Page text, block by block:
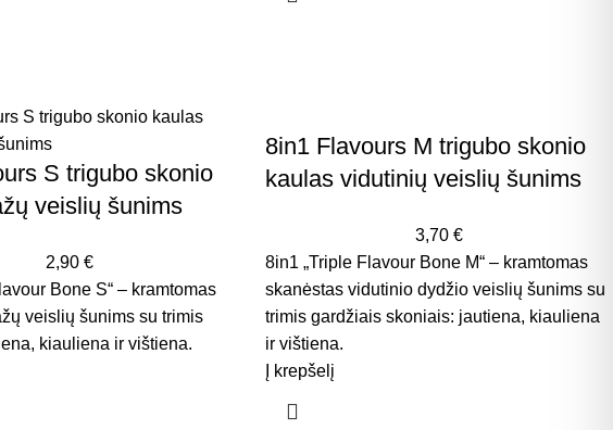
S trigubo skonio
veislių šunims
2,90 €
Bone S“ – kramtomas
veislių šunims su trimis
kiauliena ir vištiena.
8in1 Flavours M trigubo skonio
kaulas vidutinių veislių šunims
3,70 €
8in1 „Triple Flavour Bone M“ – kramtomas
skanėstas vidutinio dydžio veislių šunims su
trimis gardžiais skoniais: jautiena, kiauliena
ir vištiena.
Į krepšelį